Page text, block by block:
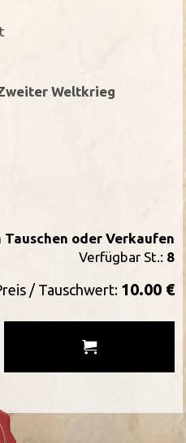
Weltkrieg
Tauschen oder Verkaufen
Verfügbar St.: 8
/ Tauschwert: 10.00 €